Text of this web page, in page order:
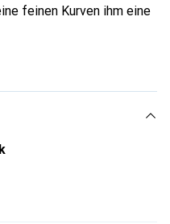
feinen Kurven ihm eine
anerkannt für
Kundschaft.